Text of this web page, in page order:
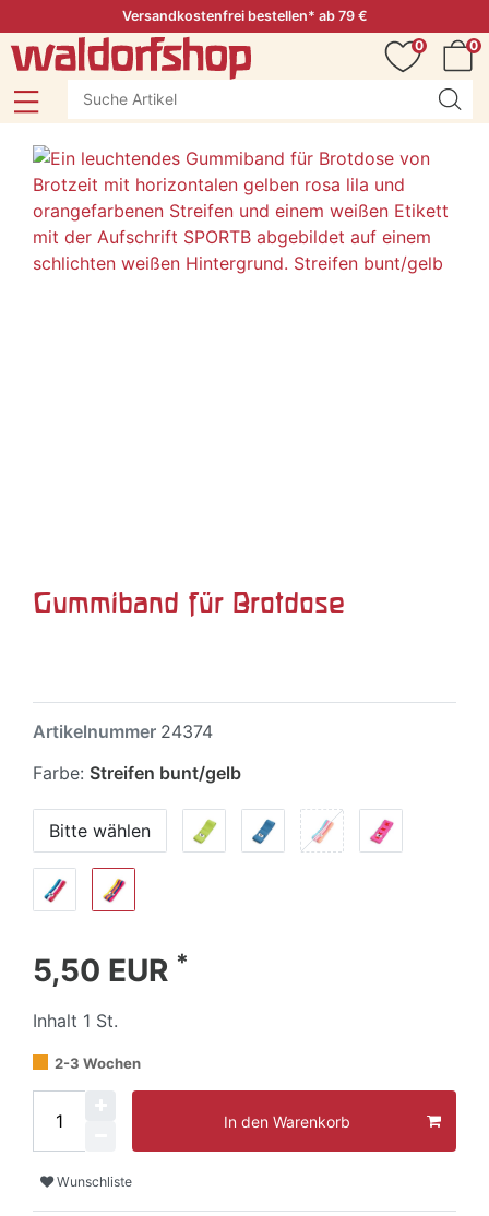
Versandkostenfrei bestellen* ab 79 €
0
0
Gummiband für Brotdose
Artikelnummer 24374
Farbe: Streifen bunt/gelb
Bitte wählen
5,50 EUR *
Inhalt 1 St.
2-3 Wochen
In den Warenkorb
Wunschliste